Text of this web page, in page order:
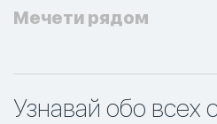
Мечети рядом
Узнавай обо всех